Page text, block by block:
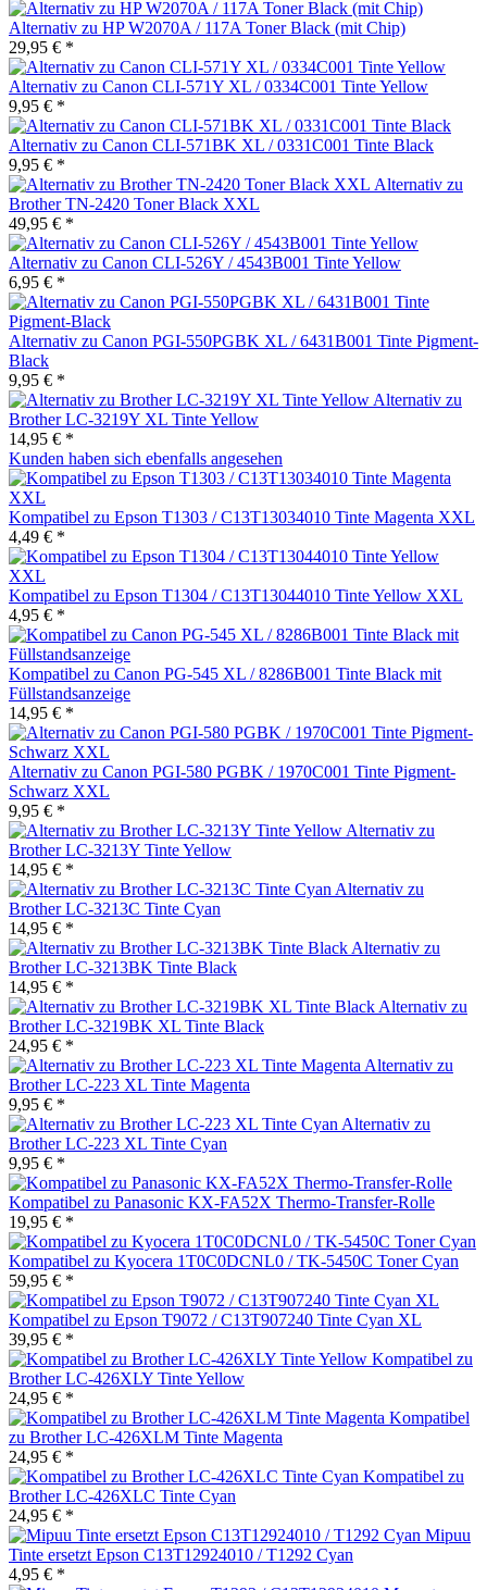
Alternativ zu HP W2070A / 117A Toner Black (mit Chip)
29,95 € *
Alternativ zu Canon CLI-571Y XL / 0334C001 Tinte Yellow
9,95 € *
Alternativ zu Canon CLI-571BK XL / 0331C001 Tinte Black
9,95 € *
Alternativ zu
Brother TN-2420 Toner Black XXL
49,95 € *
Alternativ zu Canon CLI-526Y / 4543B001 Tinte Yellow
6,95 € *
Alternativ zu Canon PGI-550PGBK XL / 6431B001 Tinte Pigment-
Black
9,95 € *
Alternativ zu
Brother LC-3219Y XL Tinte Yellow
14,95 € *
Kunden haben sich ebenfalls angesehen
Kompatibel zu Epson T1303 / C13T13034010 Tinte Magenta XXL
4,49 € *
Kompatibel zu Epson T1304 / C13T13044010 Tinte Yellow XXL
4,95 € *
Kompatibel zu Canon PG-545 XL / 8286B001 Tinte Black mit
Füllstandsanzeige
14,95 € *
Alternativ zu Canon PGI-580 PGBK / 1970C001 Tinte Pigment-
Schwarz XXL
9,95 € *
Alternativ zu
Brother LC-3213Y Tinte Yellow
14,95 € *
Alternativ zu
Brother LC-3213C Tinte Cyan
14,95 € *
Alternativ zu
Brother LC-3213BK Tinte Black
14,95 € *
Alternativ zu
Brother LC-3219BK XL Tinte Black
24,95 € *
Alternativ zu
Brother LC-223 XL Tinte Magenta
9,95 € *
Alternativ zu
Brother LC-223 XL Tinte Cyan
9,95 € *
Kompatibel zu Panasonic KX-FA52X Thermo-Transfer-Rolle
19,95 € *
Kompatibel zu Kyocera 1T0C0DCNL0 / TK-5450C Toner Cyan
59,95 € *
Kompatibel zu Epson T9072 / C13T907240 Tinte Cyan XL
39,95 € *
Kompatibel zu
Brother LC-426XLY Tinte Yellow
24,95 € *
Kompatibel
zu Brother LC-426XLM Tinte Magenta
24,95 € *
Kompatibel zu
Brother LC-426XLC Tinte Cyan
24,95 € *
Mipuu
Tinte ersetzt Epson C13T12924010 / T1292 Cyan
4,95 € *